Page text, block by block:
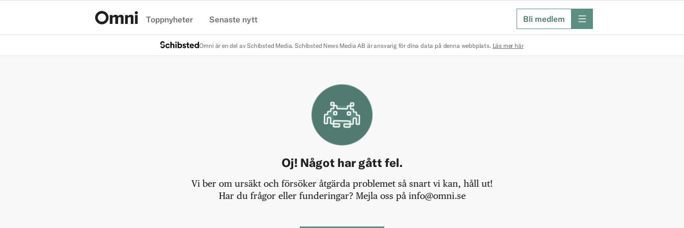
Toppnyheter Senaste nytt Bli medlem meny
Omni är en del av Schibsted Media. Schibsted News Media AB är ansvarig för dina data på denna webbplats. Läs mer här
Oj! Något har gått fel.
Vi ber om ursäkt och försöker åtgärda problemet så snart vi kan, håll ut!
Har du frågor eller funderingar? Mejla oss på info@omni.se